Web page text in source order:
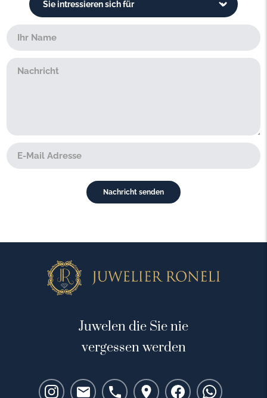
Juwelen die Sie nie
vergessen werden